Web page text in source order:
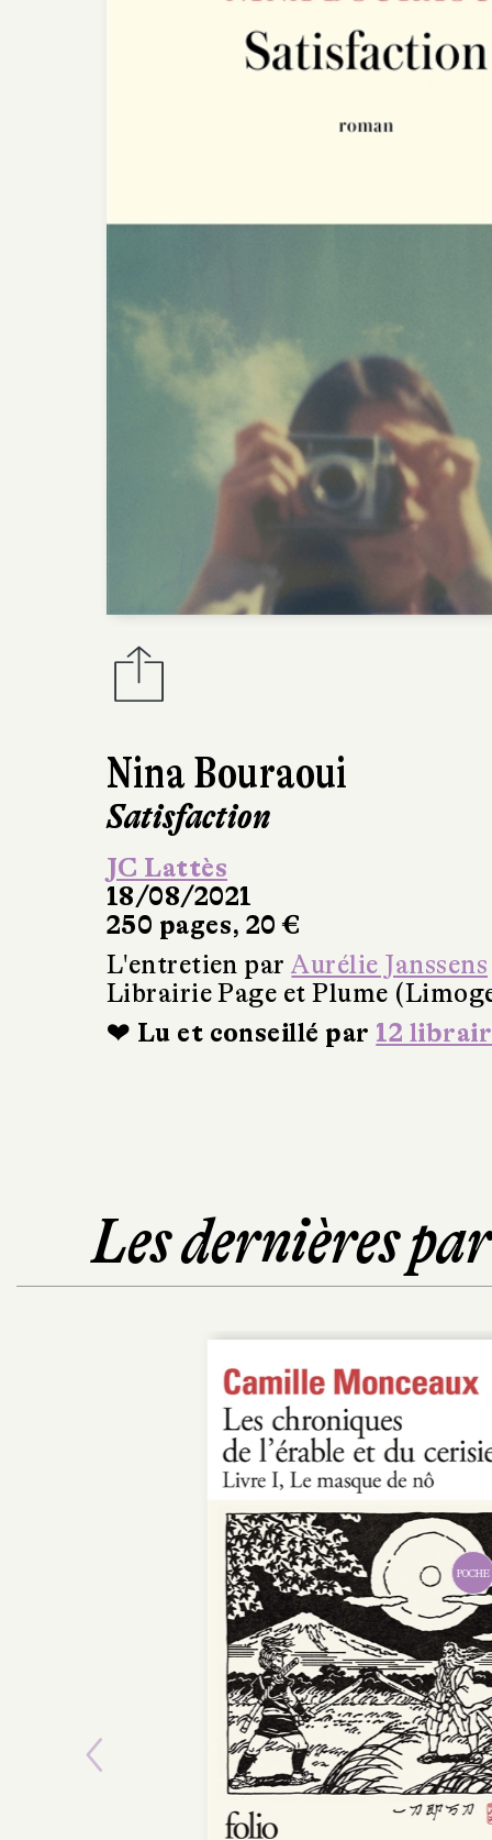
Nina Bouraoui
Satisfaction
JC Lattès
18/08/2021
250 pages, 20 €
L'entretien parAurélie Janssens
Librairie Page et Plume
❤ Lu et conseillé par 12
Les dernières
POCHE
Previous